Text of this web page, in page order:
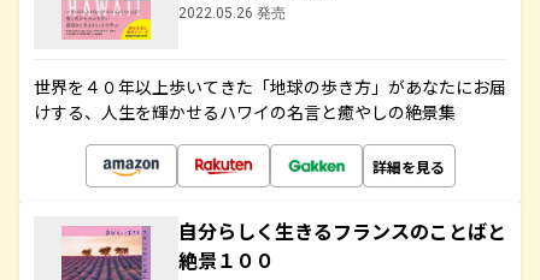
2022.05.26 発売
世界を４０年以上歩いてきた「地球の歩き方」があなたにお届
けする、人生を輝かせるハワイの名言と癒やしの絶景集
詳細を見る
自分らしく生きるフランスのことばと
絶景１００